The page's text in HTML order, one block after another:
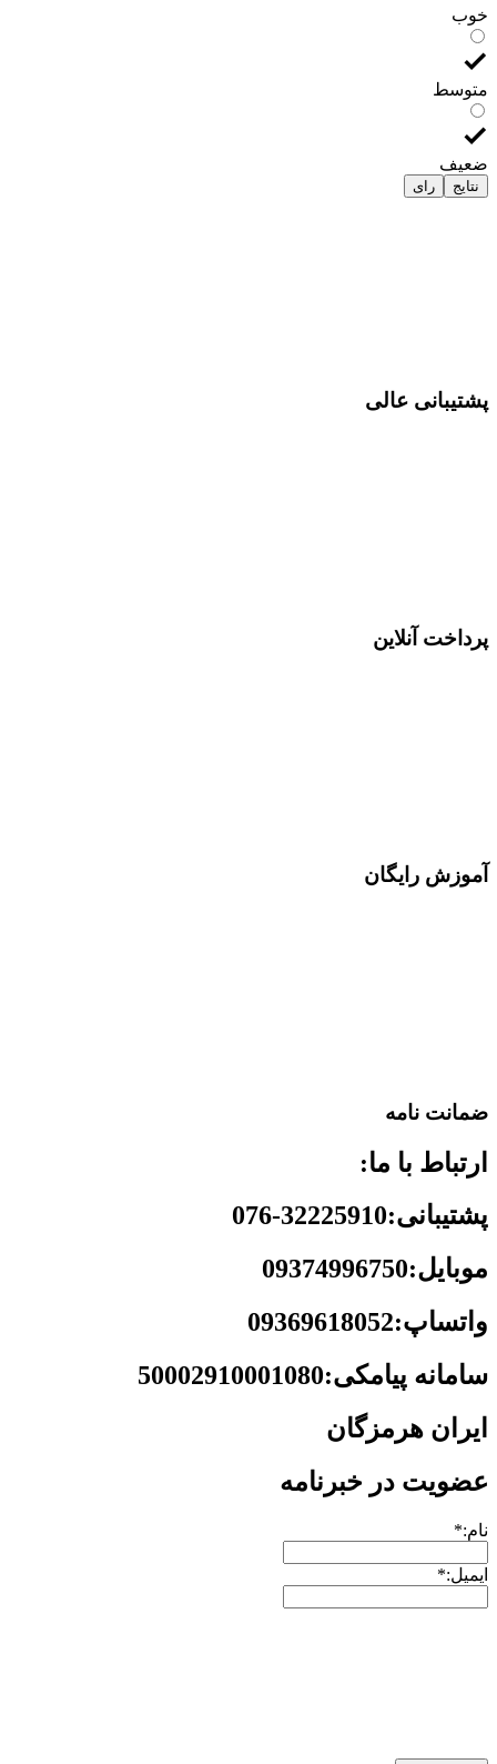
خوب
متوسط
ضعیف
نتایج رای
پشتیبانی عالی
پرداخت آنلاین
آموزش رایگان
ضمانت نامه
ارتباط با ما:
پشتیبانی:32225910-076
موبایل:09374996750
واتساپ:09369618052
سامانه پیامکی:50002910001080
ایران هرمزگان
عضویت در خبرنامه
نام:*
ایمیل:*